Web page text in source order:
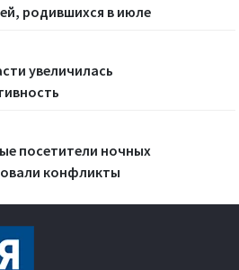
родившихся в июле
увеличилась
посетители ночных
конфликты